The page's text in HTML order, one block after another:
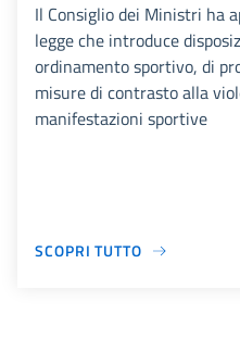
Il Consiglio dei Ministri ha
legge che introduce
ordinamento sportivo, di
misure di contrasto alla
manifestazioni sportive
SCOPRI TUTTO